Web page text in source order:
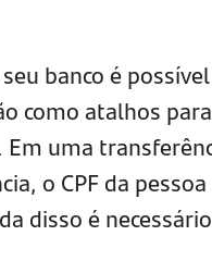
banco é
como atalhos
uma
o CPF da
disso é